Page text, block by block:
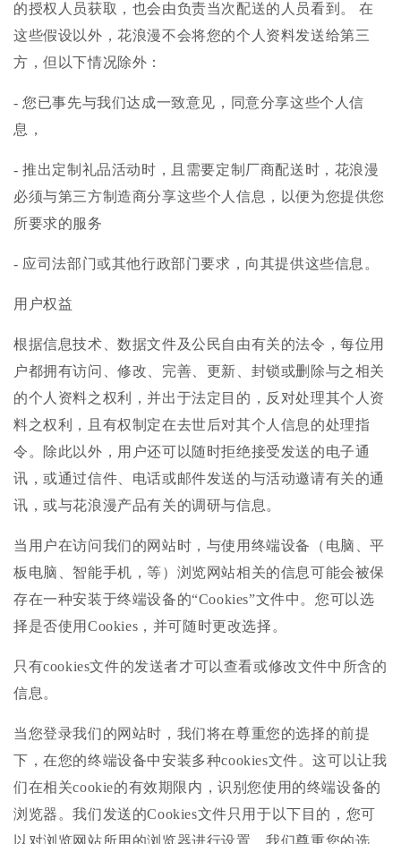
的授权人员获取，也会由负责当次配送的人员看到。 在
这些假设以外，花浪漫不会将您的个人资料发送给第三
方，但以下情况除外：
- 您已事先与我们达成一致意见，同意分享这些个人信
息，
- 推出定制礼品活动时，且需要定制厂商配送时，花浪漫
必须与第三方制造商分享这些个人信息，以便为您提供您
所要求的服务
- 应司法部门或其他行政部门要求，向其提供这些信息。
用户权益
根据信息技术、数据文件及公民自由有关的法令，每位用
户都拥有访问、修改、完善、更新、封锁或删除与之相关
的个人资料之权利，并出于法定目的，反对处理其个人资
料之权利，且有权制定在去世后对其个人信息的处理指
令。除此以外，用户还可以随时拒绝接受发送的电子通
讯，或通过信件、电话或邮件发送的与活动邀请有关的通
讯，或与花浪漫产品有关的调研与信息。
当用户在访问我们的网站时，与使用终端设备（电脑、平
板电脑、智能手机，等）浏览网站相关的信息可能会被保
存在一种安装于终端设备的“Cookies”文件中。您可以选
择是否使用Cookies，并可随时更改选择。
只有cookies文件的发送者才可以查看或修改文件中所含的
信息。
当您登录我们的网站时，我们将在尊重您的选择的前提
下，在您的终端设备中安装多种cookies文件。这可以让我
们在相关cookie的有效期限内，识别您使用的终端设备的
浏览器。我们发送的Cookies文件只用于以下目的，您可
以对浏览网站所用的浏览器进行设置，我们尊重您的选